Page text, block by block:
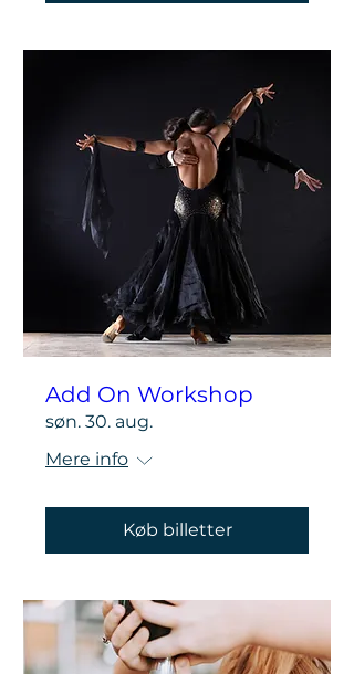
Add On Workshop
søn. 30. aug.
Mere info
Køb billetter